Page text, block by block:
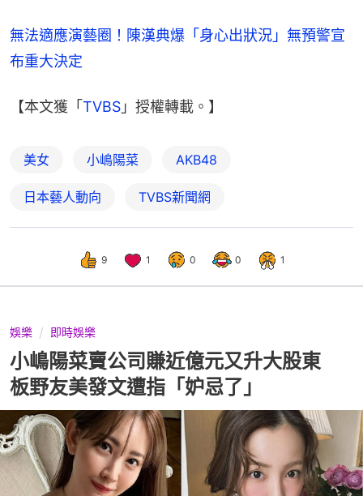
無法適應演藝圈！陳漢典爆「身心出狀況」無預警宣
布重大決定
【本文獲「 TVBS 」授權轉載。】
美女 小嶋陽菜 AKB48
日本藝人動向 TVBS新聞網
9 1 0 0 1
娛樂 即時娛樂
小嶋陽菜賣公司賺近億元又升大股東
板野友美發文遭指「妒忌了」